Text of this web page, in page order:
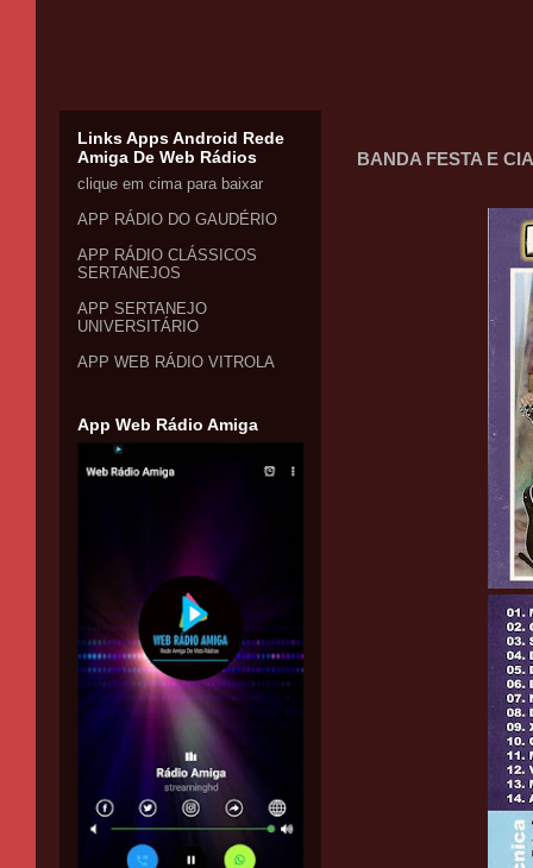
BANDA FESTA E
Links Apps Android Rede
Amiga De Web Rádios
clique em cima para baixar
APP RÁDIO DO GAUDÉRIO
APP RÁDIO CLÁSSICOS
SERTANEJOS
APP SERTANEJO
UNIVERSITÁRIO
APP WEB RÁDIO VITROLA
App Web Rádio Amiga